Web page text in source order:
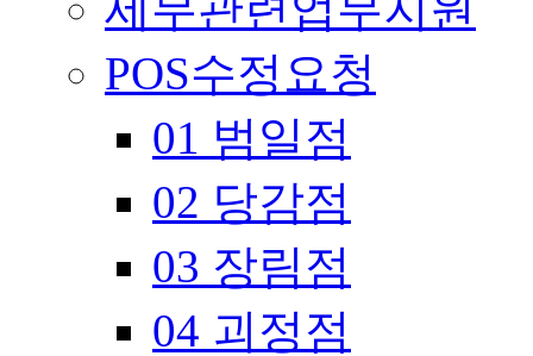
POS수정요청
01 범일점
02 당감점
03 장림점
04 괴정점